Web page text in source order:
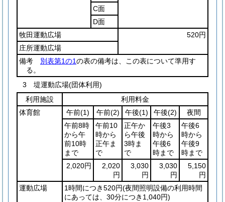
C面
D面
牧田運動広場
520円
庄所運動広場
備考 別表第1の1の表の備考は、この表について準用す
る。
3 堤運動広場(団体利用)
利用施設
利用料金
体育館
午前(1) 午前(2) 午後(1) 午後(2)
夜間
午前8時
から午
前10時
まで
午前10
時から
正午ま
で
正午か
ら午後
3時ま
で
午後3
時から
午後6
時まで
午後6
時から
午後9
時まで
2,020円
2,020
円
3,030
円
3,030
円
5,150
円
運動広場
1時間につき520円(夜間照明設備の利用時間
にあっては、30分につき1,040円)